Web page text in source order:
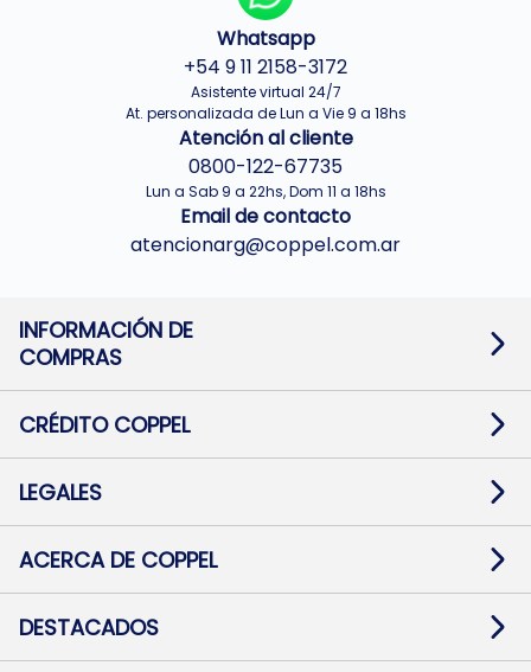
Whatsapp
+54 9 11 2158-3172
Asistente virtual 24/7
At. personalizada de Lun a Vie 9 a 18hs
Atención al cliente
0800-122-67735
Lun a Sab 9 a 22hs, Dom 11 a 18hs
Email de contacto
atencionarg@coppel.com.ar
INFORMACIÓN DE
COMPRAS
Términos y condiciones
Botón de arrepentimiento
Mapa de sitio
CRÉDITO COPPEL
Solicitar Crédito
Medios de Pago
Pago Fácil Online
LEGALES
Baja contratos
Defensa al consumidor CABA
ACERCA DE COPPEL
Trabajá con Nosotros
Preguntas Frecuentes
DESTACADOS